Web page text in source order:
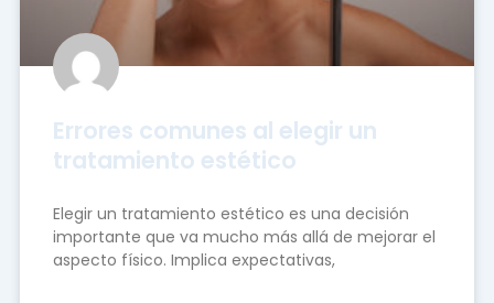
Errores comunes al elegir un
tratamiento estético
Elegir un tratamiento estético es una decisión
importante que va mucho más allá de mejorar el
aspecto físico. Implica expectativas,